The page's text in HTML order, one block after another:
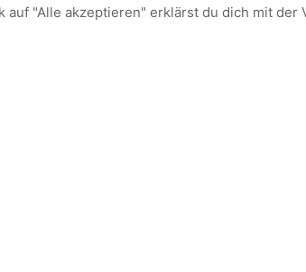
auf "Alle akzeptieren" erklärst du dich mit